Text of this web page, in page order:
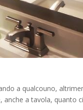
a qualcouno,
anche a tavola, quanto